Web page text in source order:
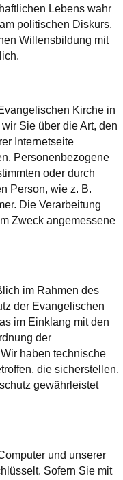
Lebens wahr
politischen Diskurs.
Willensbildung mit
Kirche in
Sie über die Art, den
Internetseite
Personenbezogene
oder durch
Person, wie z. B.
Die Verarbeitung
Zweck angemessene
im Rahmen des
der Evangelischen
im Einklang mit den
der
haben technische
die sicherstellen,
gewährleistet
und unserer
Sofern Sie mit